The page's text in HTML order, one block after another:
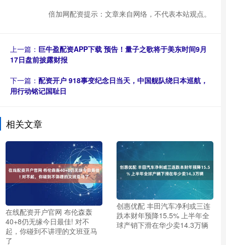
倍加网配资提示：文章来自网络，不代表本站观点。
上一篇： 巨牛盈配资APP下载 预告！量子之歌将于美东时间9月
17日盘前披露财报
下一篇： 配资开户 918事变纪念日当天，中国舰队绕日本巡航，
用行动铭记国耻日
相关文章
在线配资开户官网 布伦森轰
40+8仍无缘今日最佳! 对不
起，你碰到不讲理的文班亚马
了
创惠优配 丰田汽车净利或三连
跌本财年预降15.5% 上半年全
球产销下滑在华少卖14.3万辆